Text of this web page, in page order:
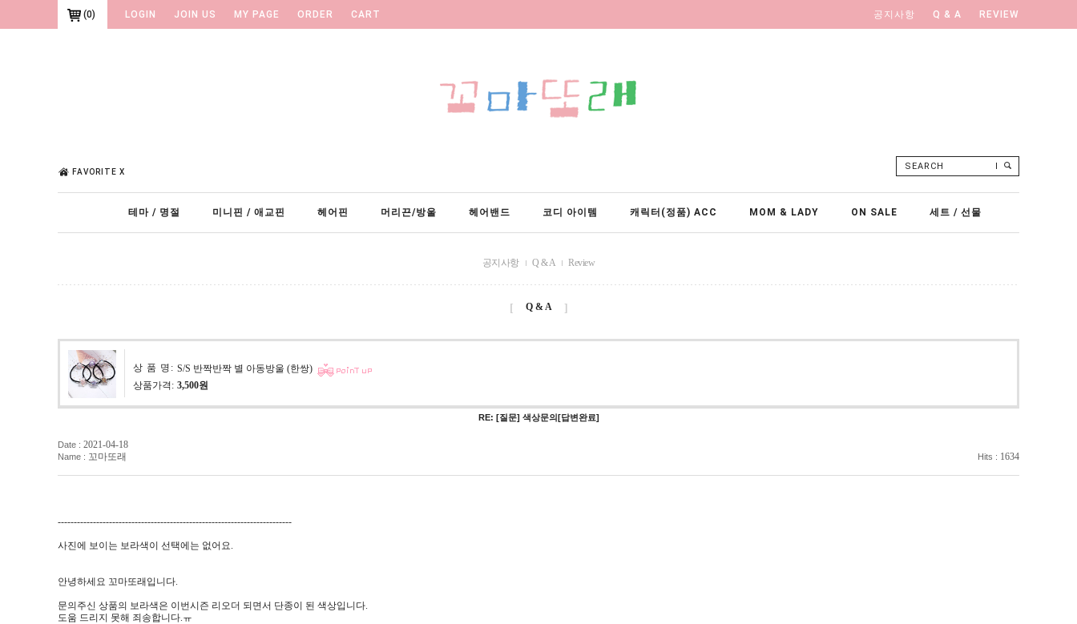
(0) LOGIN JOIN US MY PAGE ORDER CART 공지사항 Q & A REVIEW
FAVORITE X
SEARCH
테마 / 명절 미니핀 / 애교핀 헤어핀 머리끈/방울 헤어밴드 코디 아이템 캐릭터(정품) ACC MOM & LADY ON SALE 세트 / 선물
공지사항 Q & A Review
[ Q & A ]
상 품 명: S/S 반짝반짝 별 아동방울 (한쌍)
상품가격: 3,500원
RE: [질문] 색상문의[답변완료]
Date : 2021-04-18
Name : 꼬마또래 Hits : 1634
-------------------------------------------------------------------------
사진에 보이는 보라색이 선택에는 없어요.
안녕하세요 꼬마또래입니다.
문의주신 상품의 보라색은 이번시즌 리오더 되면서 단종이 된 색상입니다.
도움 드리지 못해 죄송합니다.ㅠ